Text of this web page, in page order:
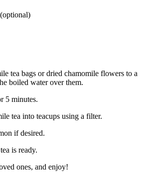
tea bags or dried chamomile flowers to a
boiled water over them.
5 minutes.
tea into teacups using a filter.
if desired.
is ready.
ones, and enjoy!